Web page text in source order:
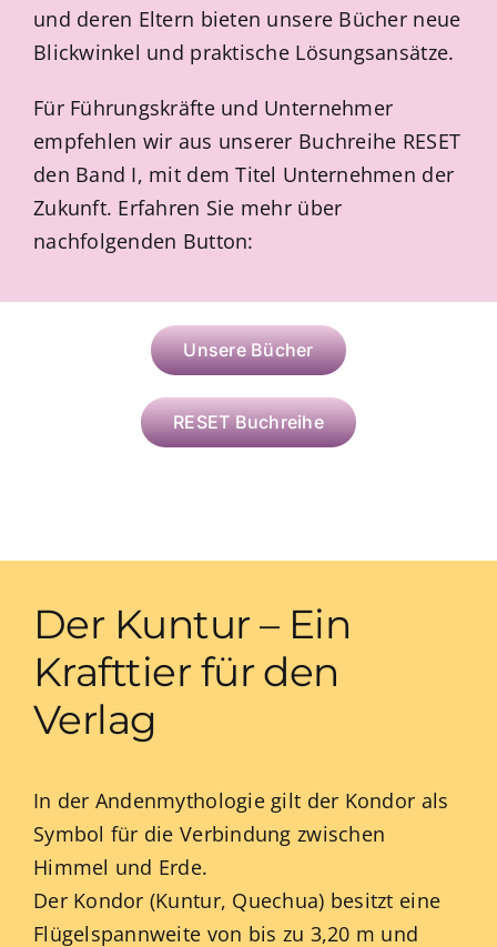
und deren Eltern bieten unsere Bücher neue
Blickwinkel und praktische Lösungsansätze.
Für Führungskräfte und Unternehmer
empfehlen wir aus unserer Buchreihe RESET
den Band I, mit dem Titel Unternehmen der
Zukunft. Erfahren Sie mehr über
nachfolgenden Button:
Unsere Bücher
RESET Buchreihe
Der Kuntur – Ein
Krafttier für den
Verlag
In der Andenmythologie gilt der Kondor als
Symbol für die Verbindung zwischen
Himmel und Erde.
Der Kondor (Kuntur, Quechua) besitzt eine
Flügelspannweite von bis zu 3,20 m und